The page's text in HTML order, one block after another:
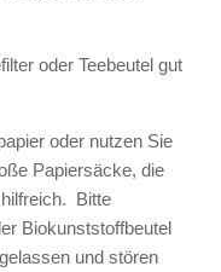
oder Teebeutel gut
oder nutzen Sie
Papiersäcke, die
Bitte
Biokunststoffbeutel
und stören